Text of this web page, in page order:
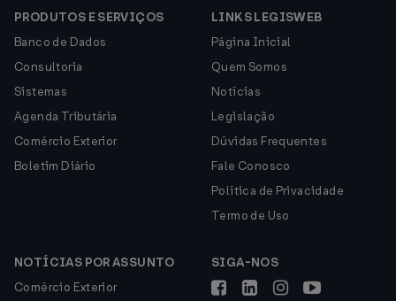
PRODUTOS E SERVIÇOS
Banco de Dados
Consultoria
Sistemas
Agenda Tributária
Comércio Exterior
Boletim Diário
LINKS LEGISWEB
Página Inicial
Quem Somos
Notícias
Legislação
Dúvidas Frequentes
Fale Conosco
Política de Privacidade
Termo de Uso
NOTÍCIAS POR ASSUNTO
Comércio Exterior
SIGA-NOS